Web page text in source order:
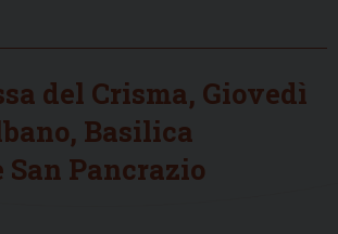
del Crisma, Giovedì
Basilica
Pancrazio